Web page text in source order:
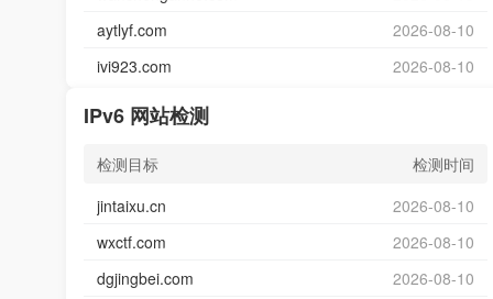
aytlyf.com
2026-08-10
ivi923.com
2026-08-10
IPv6 网站检测
检测目标
检测时间
jintaixu.cn
2026-08-10
wxctf.com
2026-08-10
dgjingbei.com
2026-08-10